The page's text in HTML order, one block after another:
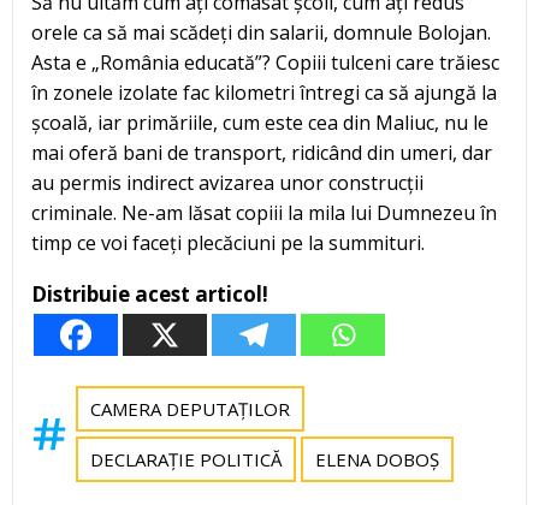
orele ca să mai scădeți din salarii, domnule Bolojan.
Asta e „România educată”? Copiii tulceni care trăiesc
în zonele izolate fac kilometri întregi ca să ajungă la
școală, iar primăriile, cum este cea din Maliuc, nu le
mai oferă bani de transport, ridicând din umeri, dar
au permis indirect avizarea unor construcții
criminale. Ne-am lăsat copiii la mila lui Dumnezeu în
timp ce voi faceți plecăciuni pe la summituri.
Distribuie acest articol!
CAMERA DEPUTAȚILOR
DECLARAȚIE POLITICĂ ELENA DOBOȘ